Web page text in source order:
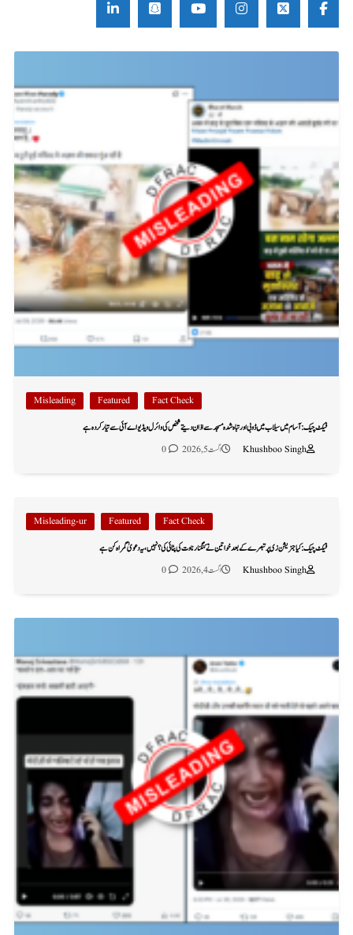
Fact Check
Featured
Misleading
فیکٹ چیک: آسام میں سیلاب میں ڈوبی اور تباہ شدہ مسجد سے اذان دیتے شخص کی وائرل ویڈیو اے آئی سے تیار کردہ ہے
Khushboo Singh
اگست 5, 2026 0
Fact Check
Featured
Misleading-ur
فیکٹ چیک: کیا جنریشن زی پر تبصرے کے بعد خواتین نے کنگنا رناوت کی پٹائی کی؟ نہیں، یہ دعویٰ گمراہ کن ہے
Khushboo Singh
اگست 4, 2026 0